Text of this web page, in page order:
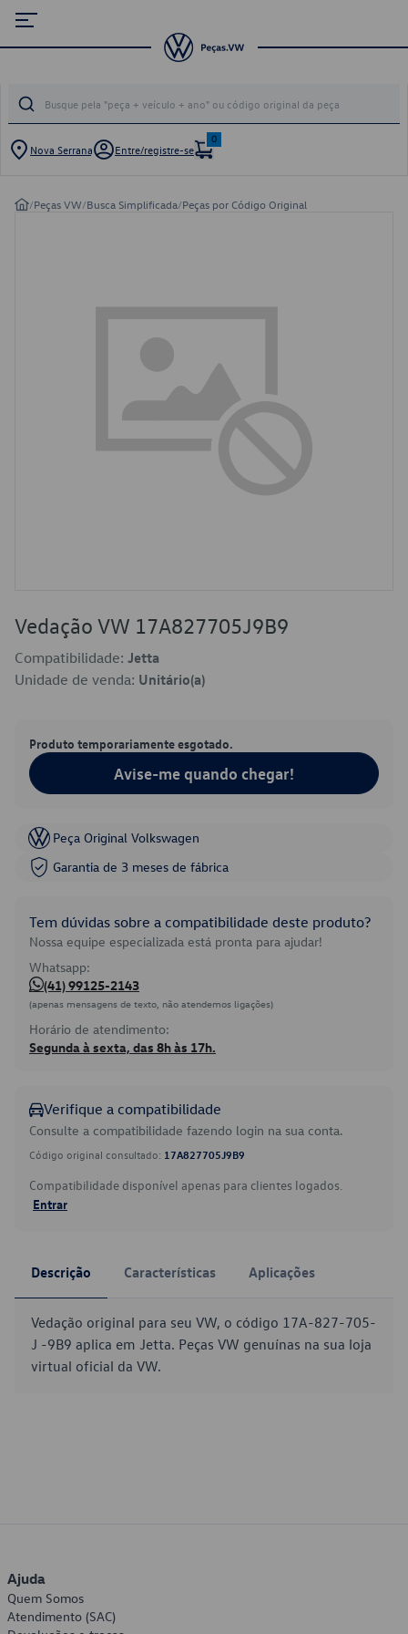
Nova Serrana Entre/registre-se
0
/Peças VW/Busca Simplificada/Peças por Código Original
Vedação VW 17A827705J9B9
Compatibilidade: Jetta
Unidade de venda: Unitário(a)
Produto temporariamente esgotado.
Avise-me quando chegar!
Peça Original Volkswagen
Garantia de 3 meses de fábrica
Tem dúvidas sobre a compatibilidade deste produto?
Nossa equipe especializada está pronta para ajudar!
Whatsapp:
(41) 99125-2143
(apenas mensagens de texto, não atendemos ligações)
Horário de atendimento:
Segunda à sexta, das 8h às 17h.
Verifique a compatibilidade
Consulte a compatibilidade fazendo login na sua conta.
Código original consultado: 17A827705J9B9
Compatibilidade disponível apenas para clientes logados.
Entrar
Descrição Características Aplicações
Vedação original para seu VW, o código 17A-827-705-
J -9B9 aplica em Jetta. Peças VW genuínas na sua loja
virtual oficial da VW.
Ajuda
Quem Somos
Atendimento (SAC)